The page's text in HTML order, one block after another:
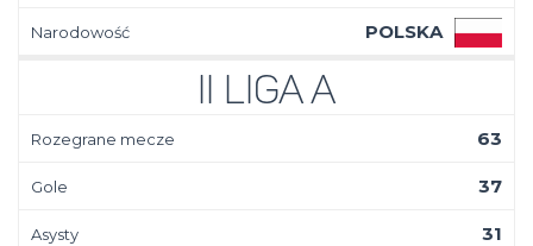
Narodowość POLSKA
II Liga A
Rozegrane mecze 63
Gole 37
Asysty 31